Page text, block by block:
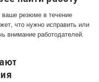
ваше резюме в течение
что нужно исправить или
внимание работодателей.